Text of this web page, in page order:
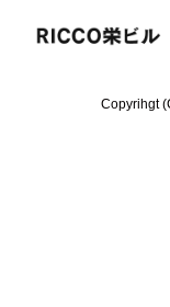
Copyrihgt